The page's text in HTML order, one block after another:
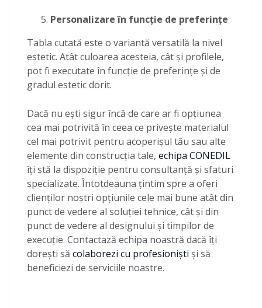
Personalizare în funcție de preferințe
Tabla cutată este o variantă versatilă la nivel
estetic. Atât culoarea acesteia, cât și profilele,
pot fi executate în funcție de preferințe și de
gradul estetic dorit.
Dacă nu ești sigur încă de care ar fi opțiunea
cea mai potrivită în ceea ce privește materialul
cel mai potrivit pentru acoperișul tău sau alte
elemente din construcția tale, echipa CONEDIL
îți stă la dispoziție pentru consultanță și sfaturi
specializate. Întotdeauna țintim spre a oferi
clienților noștri opțiunile cele mai bune atât din
punct de vedere al soluției tehnice, cât și din
punct de vedere al designului și timpilor de
execuție. Contactază echipa noastră dacă îți
dorești să colaborezi cu profesioniști și să
beneficiezi de serviciile noastre.